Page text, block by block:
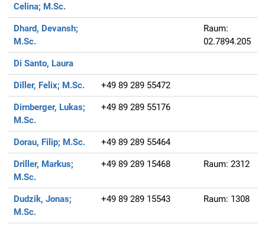
Celina; M.Sc.
Dhard, Devansh;
M.Sc.
Raum:
02.7894.205
Di Santo, Laura
Diller, Felix; M.Sc. +49 89 289 55472
Dirnberger, Lukas;
M.Sc.
+49 89 289 55176
Dorau, Filip; M.Sc. +49 89 289 55464
Driller, Markus;
M.Sc.
+49 89 289 15468 Raum: 2312
Dudzik, Jonas;
M.Sc.
+49 89 289 15543 Raum: 1308